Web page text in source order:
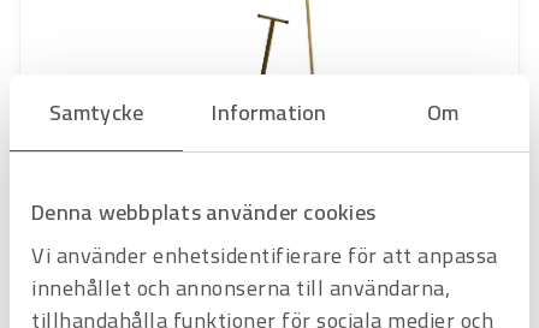
Samtycke Information Om
Denna webbplats använder cookies
Vi använder enhetsidentifierare för att anpassa
innehållet och annonserna till användarna,
Art.nrH3220185
RULLBLOCKSATS 10 T,4 rullblock
2 vändkrans,dragstång,2 stång
Offertpris